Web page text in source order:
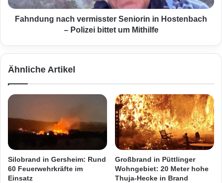
p
i
a
-
W
r
k
n
r
s
e
r
e
n
Fahndung nach vermisster Seniorin in Hostenbach
– Polizei bittet um Mithilfe
Ähnliche Artikel
Silobrand in Gersheim: Rund
60 Feuerwehrkräfte im
Einsatz
Großbrand in Püttlinger
Wohngebiet: 20 Meter hohe
Thuja-Hecke in Brand